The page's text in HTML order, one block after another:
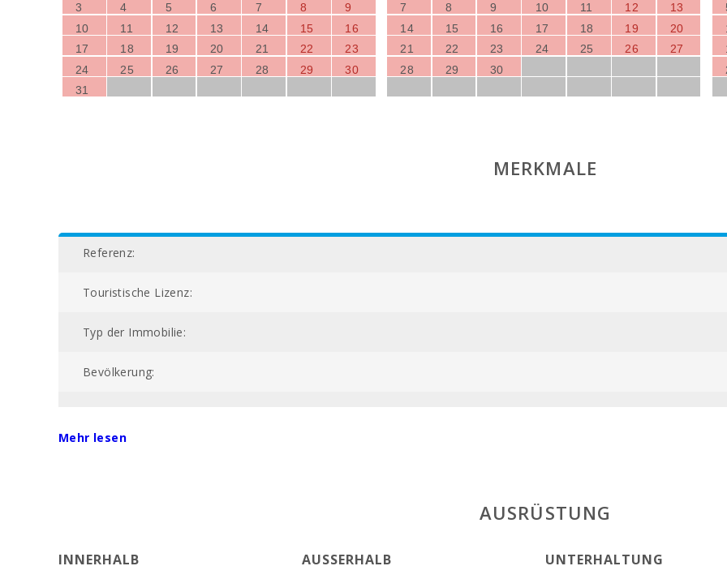
3
4 5 6 7 8
9
10
11 12 13 14 15
16
17
18 19 20 21 22
23
24
25 26 27 28 29
30
31
7
8 9 10 11 12
13
14
15 16 17 18 19
20
21
22 23 24 25 26
27
28
29 30
MERKMALE
Referenz:
Touristische Lizenz:
Typ der Immobilie:
Bevölkerung:
Mehr lesen
AUSRÜSTUNG
INNERHALB AUSSERHALB UNTERHALTUNG